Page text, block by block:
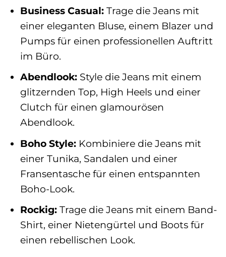
Business Casual:Trage die Jeans mit
einer eleganten Bluse, einem Blazer und
Pumps für einen professionellen Auftritt
im Büro.
Abendlook:Style die Jeans mit einem
glitzernden Top, High Heels und einer
Clutch für einen glamourösen
Abendlook.
Boho Style:Kombiniere die Jeans mit
einer Tunika, Sandalen und einer
Fransentasche für einen entspannten
Boho-Look.
Rockig:Trage die Jeans mit einem Band-
Shirt, einer Nietengürtel und Boots für
einen rebellischen Look.